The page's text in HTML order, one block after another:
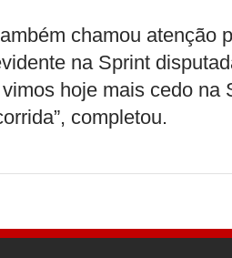
chamou atenção
na Sprint
vimos hoje mais cedo
completou.